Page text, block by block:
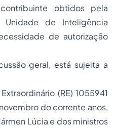
obtidos pela
de Inteligência
de autorização
geral, está sujeita a
(RE) 1055941
do corrente anos,
Lúcia e dos ministros